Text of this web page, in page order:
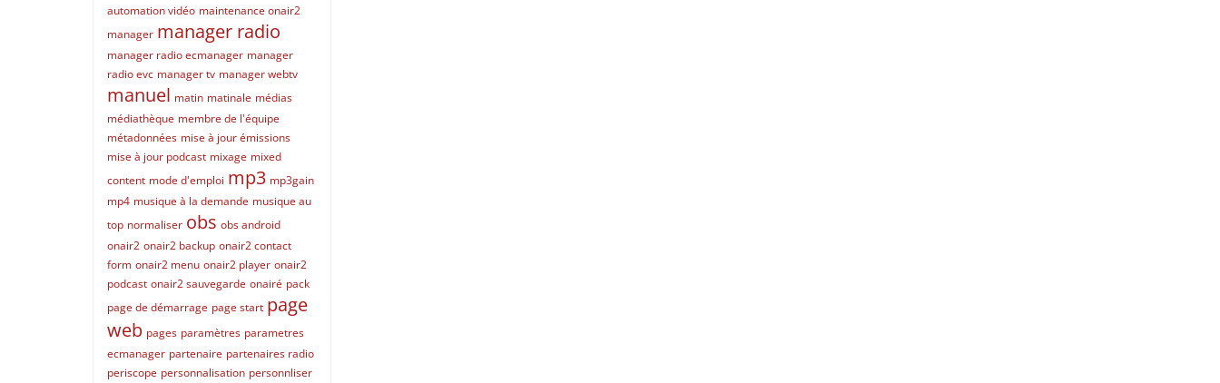
automation vidéo maintenance onair2
manager manager radio
manager radio ecmanager manager
radio evc manager tv manager webtv
manuel matin matinale médias
médiathèque membre de l'équipe
métadonnées mise à jour émissions
mise à jour podcast mixage mixed
content mode d'emploi mp3 mp3gain
mp4 musique à la demande musique au
top normaliser obs obs android
onair2 onair2 backup onair2 contact
form onair2 menu onair2 player onair2
podcast onair2 sauvegarde onairé pack
page de démarrage page start page
web pages paramètres parametres
ecmanager partenaire partenaires radio
periscope personnalisation personnliser